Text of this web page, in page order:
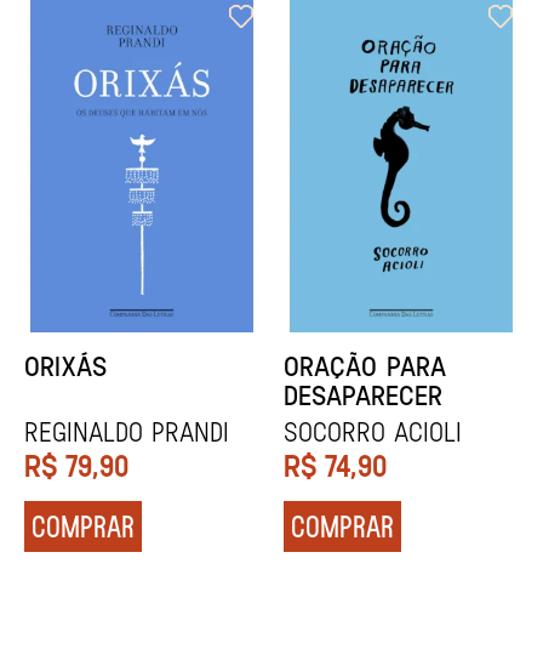
ORIXÁS
REGINALDO PRANDI
R$ 79,90
COMPRAR
ORAÇÃO PARA
DESAPARECER
Socorro Acioli
R$ 74,90
COMPRAR